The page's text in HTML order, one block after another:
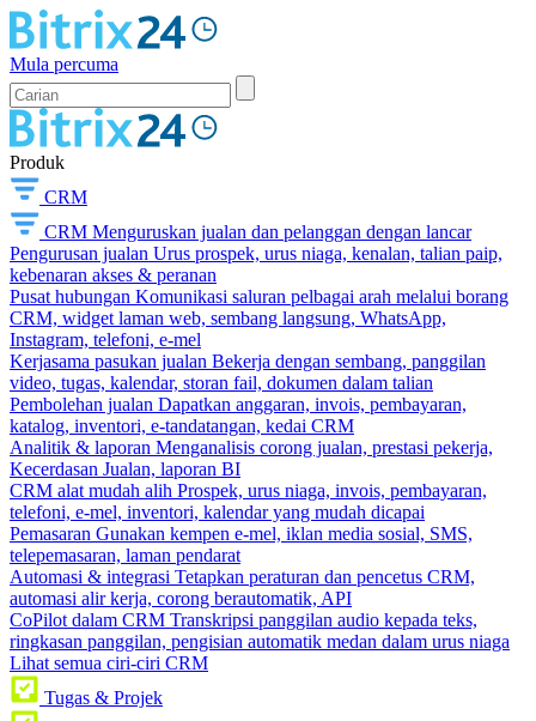
Mula percuma
Produk
CRM
CRM Menguruskan jualan dan pelanggan dengan lancar
Pengurusan jualan Urus prospek, urus niaga, kenalan, talian paip,
kebenaran akses & peranan
Pusat hubungan Komunikasi saluran pelbagai arah melalui borang
CRM, widget laman web, sembang langsung, WhatsApp,
Instagram, telefoni, e-mel
Kerjasama pasukan jualan Bekerja dengan sembang, panggilan
video, tugas, kalendar, storan fail, dokumen dalam talian
Pembolehan jualan Dapatkan anggaran, invois, pembayaran,
katalog, inventori, e-tandatangan, kedai CRM
Analitik & laporan Menganalisis corong jualan, prestasi pekerja,
Kecerdasan Jualan, laporan BI
CRM alat mudah alih Prospek, urus niaga, invois, pembayaran,
telefoni, e-mel, inventori, kalendar yang mudah dicapai
Pemasaran Gunakan kempen e-mel, iklan media sosial, SMS,
telepemasaran, laman pendarat
Automasi & integrasi Tetapkan peraturan dan pencetus CRM,
automasi alir kerja, corong berautomatik, API
CoPilot dalam CRM Transkripsi panggilan audio kepada teks,
ringkasan panggilan, pengisian automatik medan dalam urus niaga
Lihat semua ciri-ciri CRM
Tugas & Projek